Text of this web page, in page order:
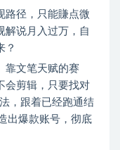
路径，只能賺点微
解说月入过万，自
？
靠文笔天赋的赛
会剪辑，只要找对
，跟着已经跑通结
出爆款账号，彻底